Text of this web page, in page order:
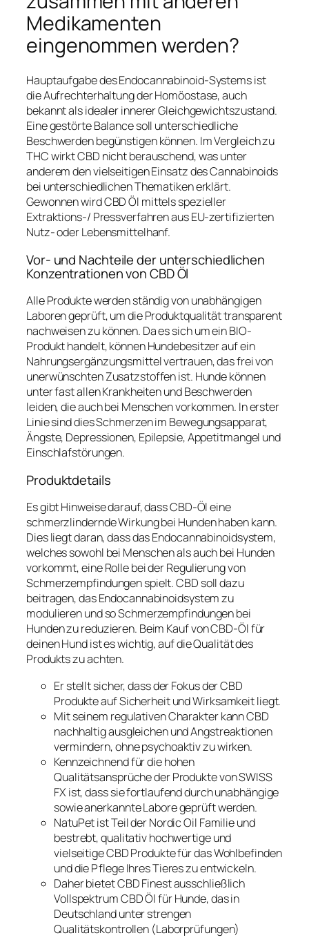
Medikamenten
eingenommen werden?
Hauptaufgabe des Endocannabinoid-Systems ist
die Aufrechterhaltung der Homöostase, auch
bekannt als idealer innerer Gleichgewichtszustand.
Eine gestörte Balance soll unterschiedliche
Beschwerden begünstigen können. Im Vergleich zu
THC wirkt CBD nicht berauschend, was unter
anderem den vielseitigen Einsatz des Cannabinoids
bei unterschiedlichen Thematiken erklärt.
Gewonnen wird CBD Öl mittels spezieller
Extraktions-/ Pressverfahren aus EU-zertifizierten
Nutz- oder Lebensmittelhanf.
Vor- und Nachteile der unterschiedlichen
Konzentrationen von CBD Öl
Alle Produkte werden ständig von unabhängigen
Laboren geprüft, um die Produktqualität transparent
nachweisen zu können. Da es sich um ein BIO-
Produkt handelt, können Hundebesitzer auf ein
Nahrungsergänzungsmittel vertrauen, das frei von
unerwünschten Zusatzstoffen ist. Hunde können
unter fast allen Krankheiten und Beschwerden
leiden, die auch bei Menschen vorkommen. In erster
Linie sind dies Schmerzen im Bewegungsapparat,
Ängste, Depressionen, Epilepsie, Appetitmangel und
Einschlafstörungen.
Produktdetails
Es gibt Hinweise darauf, dass CBD-Öl eine
schmerzlindernde Wirkung bei Hunden haben kann.
Dies liegt daran, dass das Endocannabinoidsystem,
welches sowohl bei Menschen als auch bei Hunden
vorkommt, eine Rolle bei der Regulierung von
Schmerzempfindungen spielt. CBD soll dazu
beitragen, das Endocannabinoidsystem zu
modulieren und so Schmerzempfindungen bei
Hunden zu reduzieren. Beim Kauf von CBD-Öl für
deinen Hund ist es wichtig, auf die Qualität des
Produkts zu achten.
Er stellt sicher, dass der Fokus der CBD
Produkte auf Sicherheit und Wirksamkeit liegt.
Mit seinem regulativen Charakter kann CBD
nachhaltig ausgleichen und Angstreaktionen
vermindern, ohne psychoaktiv zu wirken.
Kennzeichnend für die hohen
Qualitätsansprüche der Produkte von SWISS
FX ist, dass sie fortlaufend durch unabhängige
sowie anerkannte Labore geprüft werden.
NatuPet ist Teil der Nordic Oil Familie und
bestrebt, qualitativ hochwertige und
vielseitige CBD Produkte für das Wohlbefinden
und die Pflege Ihres Tieres zu entwickeln.
Daher bietet CBD Finest ausschließlich
Vollspektrum CBD Öl für Hunde, das in
Deutschland unter strengen
Qualitätskontrollen (Laborprüfungen)